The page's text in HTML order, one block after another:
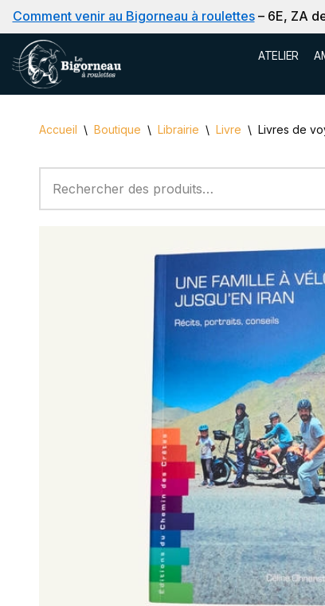
Aller
au
contenu
Comment venir au Bigorneau à roulettes– 6E, ZA
ATELIER
Accueil \ Boutique \ Librairie \ Livre \ Livres de